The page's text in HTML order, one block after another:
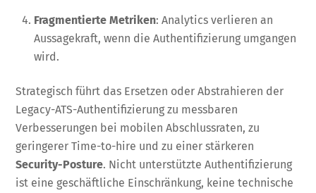
Fragmentierte Metriken: Analytics verlieren an
Aussagekraft, wenn die Authentifizierung umgangen
wird.
Strategisch führt das Ersetzen oder Abstrahieren der
Legacy-ATS-Authentifizierung zu messbaren
Verbesserungen bei mobilen Abschlussraten, zu
geringerer Time-to-hire und zu einer stärkeren
Security-Posture. Nicht unterstützte Authentifizierung
ist eine geschäftliche Einschränkung, keine technische